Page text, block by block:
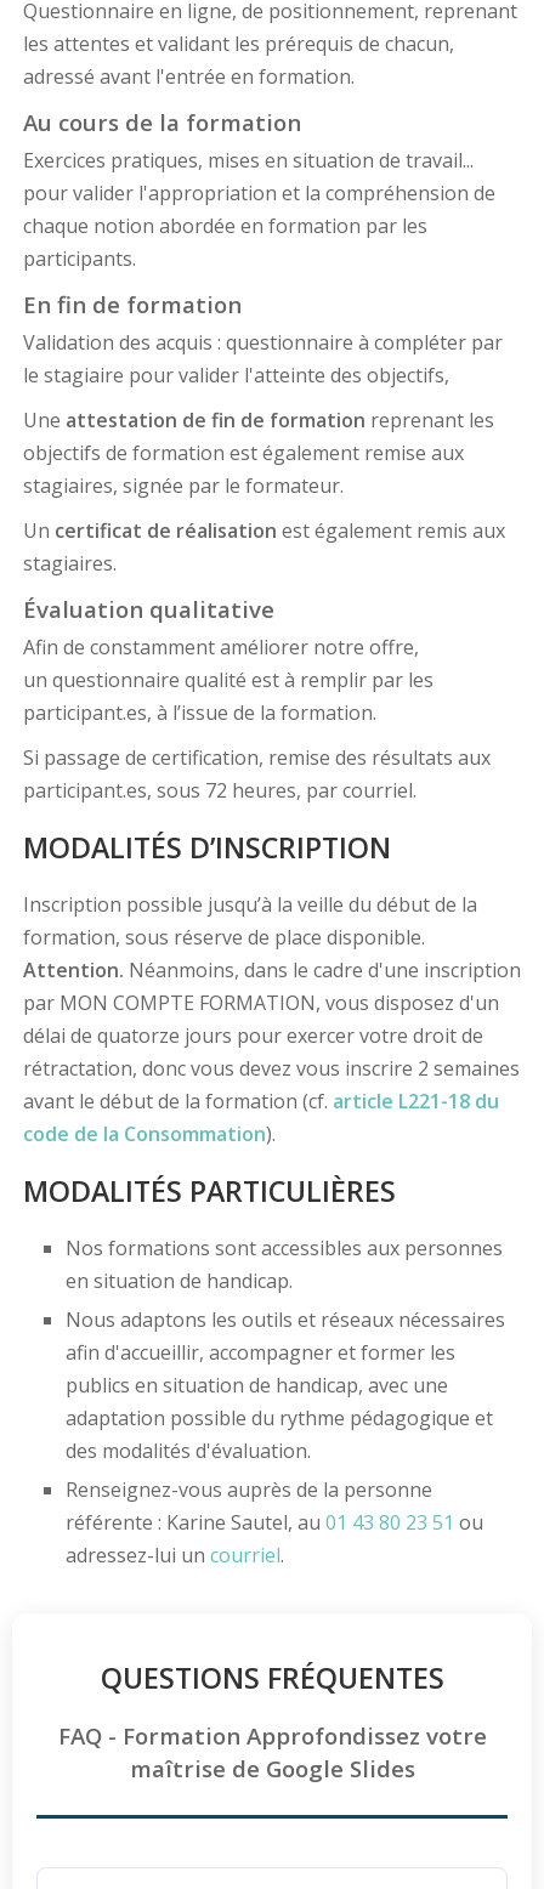
Questionnaire en ligne, de positionnement, reprenant
les attentes et validant les prérequis de chacun,
adressé avant l'entrée en formation.
Au cours de la formation
Exercices pratiques, mises en situation de travail...
pour valider l'appropriation et la compréhension de
chaque notion abordée en formation par les
participants.
En fin de formation
Validation des acquis : questionnaire à compléter par
le stagiaire pour valider l'atteinte des objectifs,
Une attestation de fin de formation reprenant les
objectifs de formation est également remise aux
stagiaires, signée par le formateur.
Un certificat de réalisation est également remis aux
stagiaires.
Évaluation qualitative
Afin de constamment améliorer notre offre,
un questionnaire qualité est à remplir par les
participant.es, à l’issue de la formation.
Si passage de certification, remise des résultats aux
participant.es, sous 72 heures, par courriel.
MODALITÉS D’INSCRIPTION
Inscription possible jusqu’à la veille du début de la
formation, sous réserve de place disponible.
Attention. Néanmoins, dans le cadre d'une inscription
par MON COMPTE FORMATION, vous disposez d'un
délai de quatorze jours pour exercer votre droit de
rétractation, donc vous devez vous inscrire 2 semaines
avant le début de la formation (cf. article L221-18 du
code de la Consommation).
MODALITÉS PARTICULIÈRES
Nos formations sont accessibles aux personnes
en situation de handicap.
Nous adaptons les outils et réseaux nécessaires
afin d'accueillir, accompagner et former les
publics en situation de handicap, avec une
adaptation possible du rythme pédagogique et
des modalités d'évaluation.
Renseignez-vous auprès de la personne
référente : Karine Sautel, au 01 43 80 23 51 ou
adressez-lui un courriel.
QUESTIONS FRÉQUENTES
FAQ - Formation Approfondissez votre
maîtrise de Google Slides